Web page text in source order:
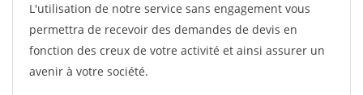
L'utilisation de notre service sans engagement vous
permettra de recevoir des demandes de devis en
fonction des creux de votre activité et ainsi assurer un
avenir à votre société.